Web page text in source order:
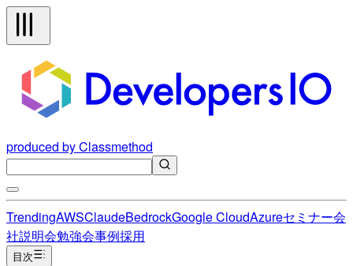
produced by Classmethod
TrendingAWSClaudeBedrockGoogle CloudAzureセミナー会
社説明会勉強会事例採用
目次